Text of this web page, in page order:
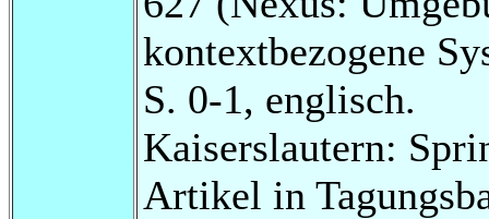
kontextbezogene
S. 0-1, englisch.
Kaiserslautern:
Artikel in